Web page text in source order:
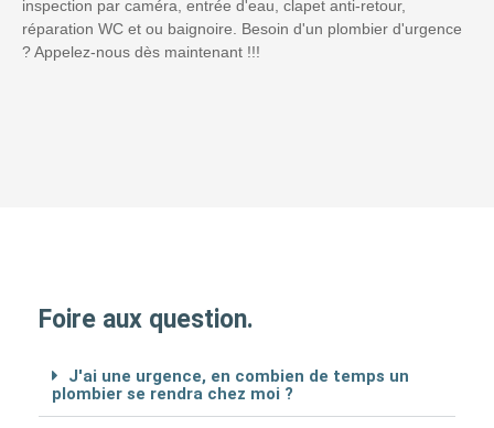
inspection par caméra, entrée d'eau, clapet anti-retour,
réparation WC et ou baignoire. Besoin d'un plombier d'urgence
? Appelez-nous dès maintenant !!!
Foire aux question.
J'ai une urgence, en combien de temps un
plombier se rendra chez moi ?